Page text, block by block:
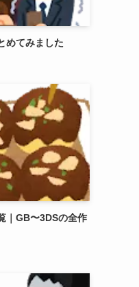
めてみました
｜GB〜3DSの全作